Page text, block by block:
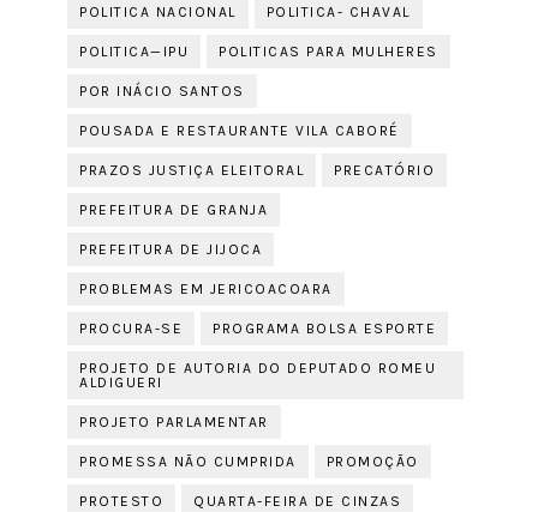
POLITICA NACIONAL POLITICA- CHAVAL
POLITICA—IPU POLITICAS PARA MULHERES
POR INÁCIO SANTOS
POUSADA E RESTAURANTE VILA CABORÉ
PRAZOS JUSTIÇA ELEITORAL PRECATÓRIO
PREFEITURA DE GRANJA
PREFEITURA DE JIJOCA
PROBLEMAS EM JERICOACOARA
PROCURA-SE PROGRAMA BOLSA ESPORTE
PROJETO DE AUTORIA DO DEPUTADO ROMEU
ALDIGUERI
PROJETO PARLAMENTAR
PROMESSA NÃO CUMPRIDA PROMOÇÃO
PROTESTO QUARTA-FEIRA DE CINZAS